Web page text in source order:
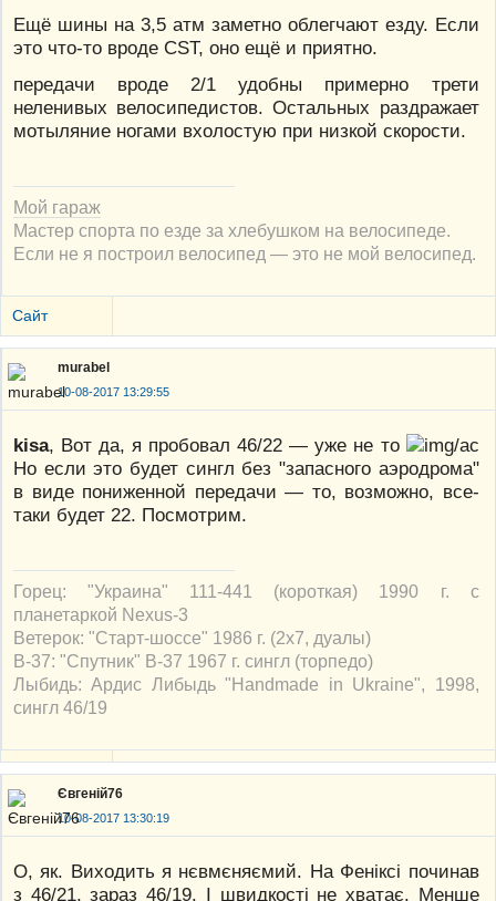
Ещё шины на 3,5 атм заметно облегчают езду. Если
это что-то вроде СST, оно ещё и приятно.
передачи вроде 2/1 удобны примерно трети
неленивых велосипедистов. Остальных раздражает
мотыляние ногами вхолостую при низкой скорости.
Мой гараж
Мастер спорта по езде за хлебушком на велосипеде.
Если не я построил велосипед — это не мой велосипед.
Сайт
murabel
10-08-2017 13:29:55
kisa, Вот да, я пробовал 46/22 — уже не то
Но если это будет сингл без "запасного аэродрома"
в виде пониженной передачи — то, возможно, все-
таки будет 22. Посмотрим.
Горец: "Украина" 111-441 (короткая) 1990 г. с
планетаркой Nexus-3
Ветерок: "Старт-шоссе" 1986 г. (2х7, дуалы)
В-37: "Спутник" В-37 1967 г. сингл (торпедо)
Лыбидь: Ардис Либыдь "Handmade in Ukraine", 1998,
сингл 46/19
Євгеній76
10-08-2017 13:30:19
О, як. Виходить я нєвмєняємий. На Феніксі починав
з 46/21, зараз 46/19. І швидкості не хватає. Менше